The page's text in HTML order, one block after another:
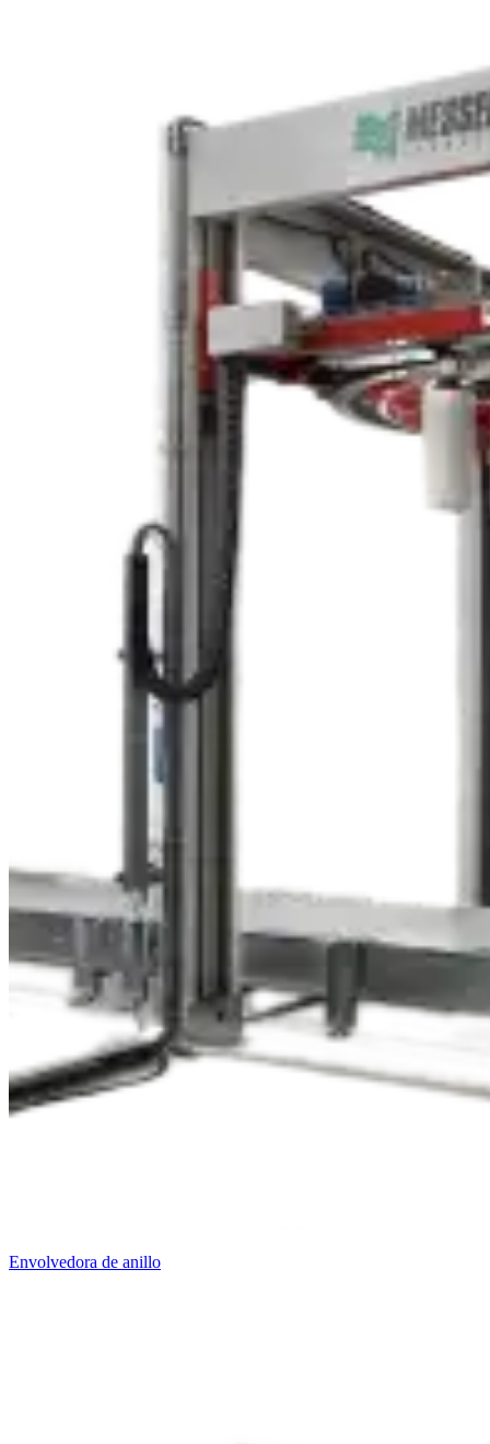
Envolvedora de anillo